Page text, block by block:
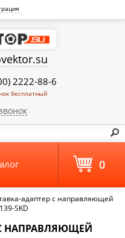
2222-88-6
бесплатный
адаптер с направляющей
SKD
НАПРАВЛЯЮЩЕЙ
0